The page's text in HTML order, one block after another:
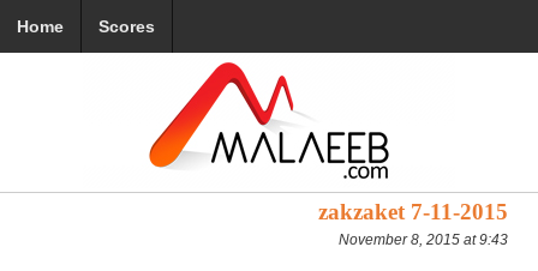
Home Scores
zakzaket 7-11-2015
November 8, 2015 at 9:43